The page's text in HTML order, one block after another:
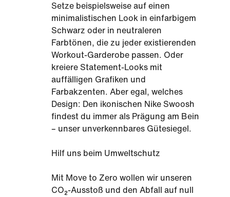
Setze beispielsweise auf einen
minimalistischen Look in einfarbigem
Schwarz oder in neutraleren
Farbtönen, die zu jeder existierenden
Workout-Garderobe passen. Oder
kreiere Statement-Looks mit
auffälligen Grafiken und
Farbakzenten. Aber egal, welches
Design: Den ikonischen Nike Swoosh
findest du immer als Prägung am Bein
– unser unverkennbares Gütesiegel.
Hilf uns beim Umweltschutz
Mit Move to Zero wollen wir unseren
CO₂-Ausstoß und den Abfall auf null